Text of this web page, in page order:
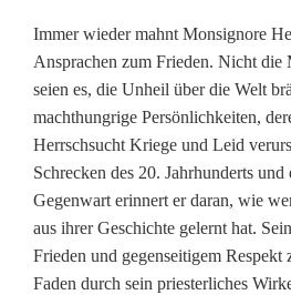
P
r
i
e
s
t
e
Immer wieder mahnt Monsignore
Ansprachen zum Frieden. Nicht die
seien es, die Unheil über die Welt
machthungrige Persönlichkeiten,
Herrschsucht Kriege und Leid
Schrecken des 20. Jahrhunderts
Gegenwart erinnert er daran, wie
aus ihrer Geschichte gelernt hat.
Frieden und gegenseitigem
Faden durch sein priesterliches